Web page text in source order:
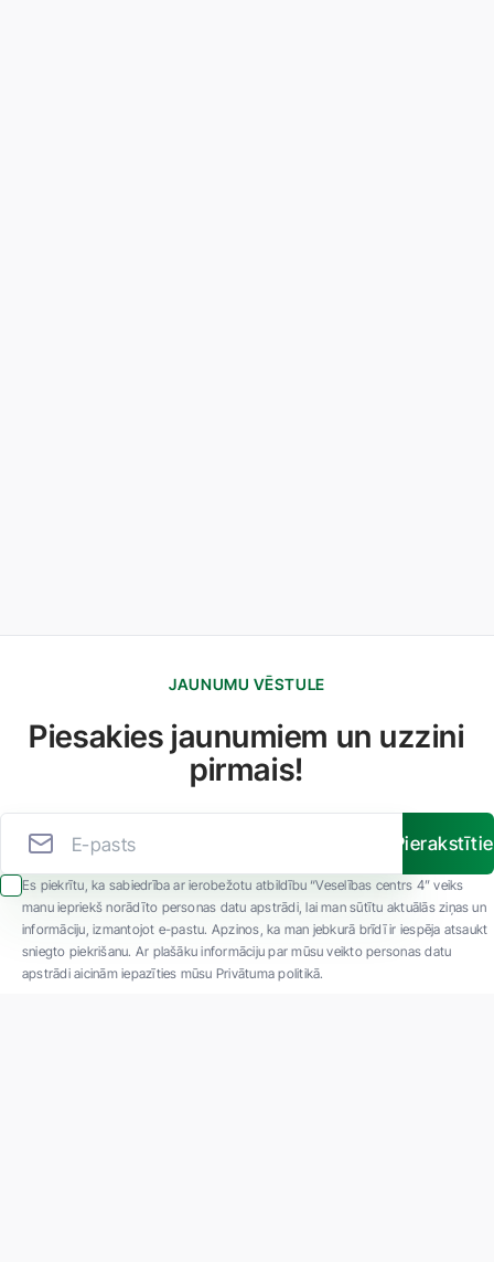
JAUNUMU VĒSTULE
Piesakies jaunumiem un uzzini
pirmais!
Es piekrītu, ka sabiedrība ar ierobežotu atbildību “Veselības centrs 4” veiks
manu iepriekš norādīto personas datu apstrādi, lai man sūtītu aktuālās ziņas un
informāciju, izmantojot e-pastu. Apzinos, ka man jebkurā brīdī ir iespēja atsaukt
sniegto piekrišanu. Ar plašāku informāciju par mūsu veikto personas datu
apstrādi aicinām iepazīties mūsu Privātuma politikā.